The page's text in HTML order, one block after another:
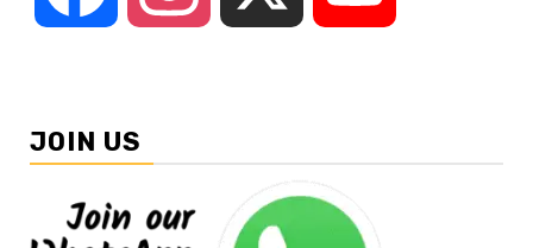
JOIN US